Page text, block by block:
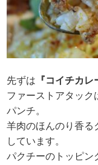
先ずは 『コイチカレ
ファーストアタック
パンチ。
羊肉のほんのり香る
しています。
パクチーのトッピン